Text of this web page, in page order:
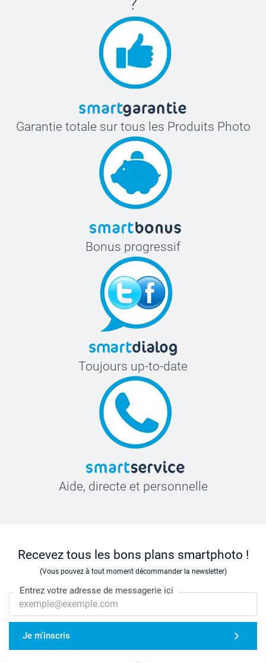
le transport. Pour utiliser le produit : retirez le bouchon
et placez les bâtonnets dans la bouteille.
Entonnoir pour remplir les bouteilles inclus
Option (non incluse) : Parfum à la bergamote pour
remplir tous les diffuseurs
Garantie totale sur tous les Produits Photo
Bonus progressif
Toujours up-to-date
Aide, directe et personnelle
Recevez tous les bons plans smartphoto !
(Vous pouvez à tout moment décommander la newsletter)
Entrez votre adresse de messagerie ici
Je m'inscris